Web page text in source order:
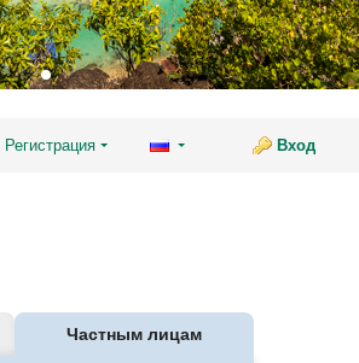
Регистрация Вход
Частным лицам